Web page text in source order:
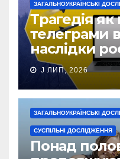
ЗАГАЛЬНОУКРАЇНСЬКІ
Трагедія
телеграми
наслідки
J ЛИП, 2026
ЗАГАЛЬНОУКРАЇНСЬКІ
СУСПІЛЬНІ ДОСЛІДЖЕННЯ
Понад